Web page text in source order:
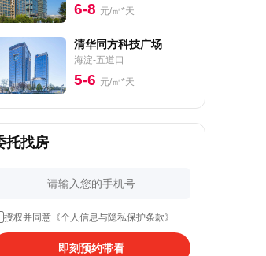
6-8 元/㎡*天
清华同方科技广场
海淀-五道口
5-6 元/㎡*天
托找房
授权并同意《个人信息与隐私保护条款》
即刻预约带看